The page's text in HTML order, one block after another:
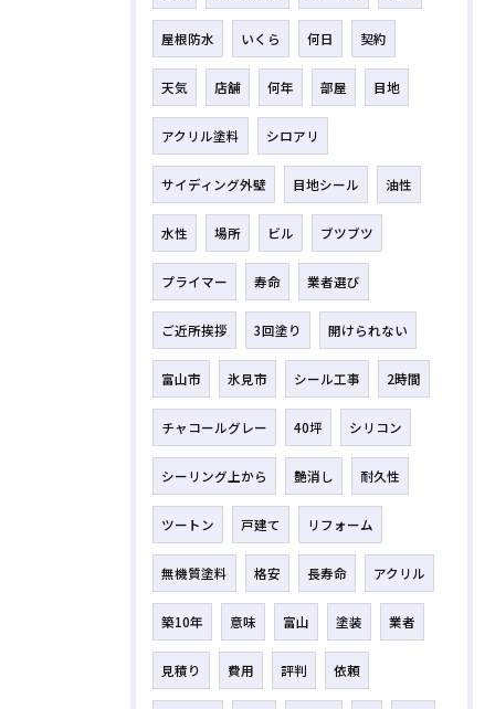
屋根防水 いくら 何日 契約
天気 店舗 何年 部屋 目地
アクリル塗料 シロアリ
サイディング外壁 目地シール 油性
水性 場所 ビル ブツブツ
プライマー 寿命 業者選び
ご近所挨拶 3回塗り 開けられない
富山市 氷見市 シール工事 2時間
チャコールグレー 40坪 シリコン
シーリング上から 艶消し 耐久性
ツートン 戸建て リフォーム
無機質塗料 格安 長寿命 アクリル
築10年 意味 富山 塗装 業者
見積り 費用 評判 依頼